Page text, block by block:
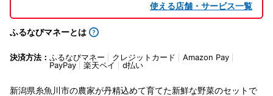
使える店舗・サービス一覧
ふるなびマネーとは
決済方法： ふるなびマネー クレジットカード
Amazon Pay
PayPay
楽天ペイ d払い
新潟県糸魚川市の農家が丹精込めて育てた新鮮な野菜のセットで